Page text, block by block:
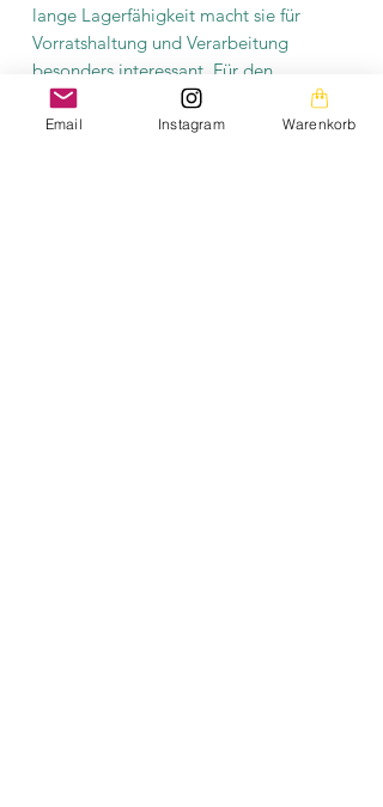
lange Lagerfähigkeit macht sie für
Vorratshaltung und Verarbeitung
besonders interessant. Für den
Rohverzehr ist sie dagegen weniger
geeignet
Email Instagram Warenkorb